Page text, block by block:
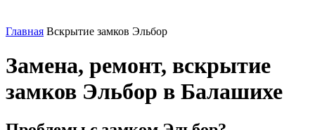
Главная Вскрытие замков Эльбор
Замена, ремонт, вскрытие
замков Эльбор в Балашихе